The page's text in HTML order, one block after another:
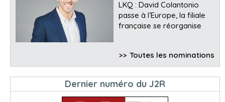
LKQ : David Colantonio
passe à l’Europe, la filiale
française se réorganise
>> Toutes les nominations
Dernier numéro du J2R